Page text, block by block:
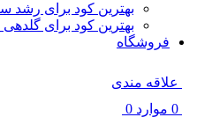
بهترین کود برای رشد
بهترین کود برای گلدهی
فروشگاه
علاقه مندی
0 موارد 0